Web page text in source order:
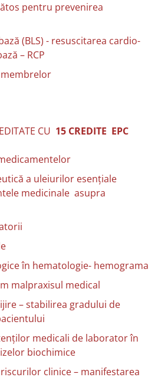
pentru prevenirea
(BLS) - resuscitarea cardio-
– RCP
CU 15 CREDITE EPC
a uleiurilor esențiale
medicinale asupra
în hematologie- hemograma
malpraxisul medical
– stabilirea gradului de
medicali de laborator în
biochimice
clinice – manifestarea